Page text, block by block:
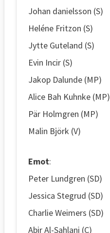
Johan danielsson (S)
Heléne Fritzon (S)
Jytte Guteland (S)
Evin Incir (S)
Jakop Dalunde (MP)
Alice Bah Kuhnke (MP)
Pär Holmgren (MP)
Malin Björk (V)
Emot:
Peter Lundgren (SD)
Jessica Stegrud (SD)
Charlie Weimers (SD)
Abir Al-Sahlani (C)